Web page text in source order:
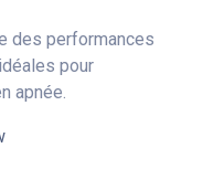
des performances
pour
apnée.